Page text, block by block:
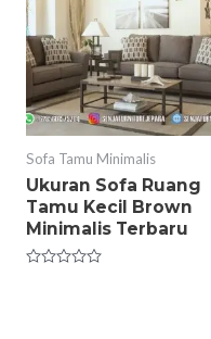
Sofa Tamu Minimalis
Ukuran Sofa Ruang
Tamu Kecil Brown
Minimalis Terbaru